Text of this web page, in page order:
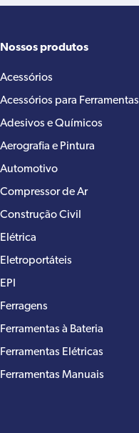
Nossos produtos
Acessórios
Acessórios para Ferramentas
Adesivos e Químicos
Aerografia e Pintura
Automotivo
Compressor de Ar
Construção Civil
Elétrica
Eletroportáteis
EPI
Ferragens
Ferramentas à Bateria
Ferramentas Elétricas
Ferramentas Manuais